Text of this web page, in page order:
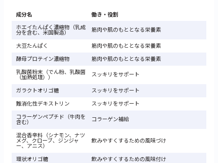
成分名 働き・役割
ホエイたんぱく濃縮物（乳成
分を含む、米国製造）
筋肉や肌のもととなる栄養素
大豆たんぱく 筋肉や肌のもととなる栄養素
酵母プロテイン濃縮物 筋肉や肌のもととなる栄養素
乳酸菌粉末（でん粉、乳酸菌
（加熱処理））
スッキリをサポート
ガラクトオリゴ糖 スッキリをサポート
難消化性デキストリン スッキリをサポート
コラーゲンペプチド（牛肉を
含む）
コラーゲン補給
混合香辛料（シナモン、ナツ
メグ、クローブ、ジンジャ
ー、アニス）
飲みやすくするための風味づけ
環状オリゴ糖 飲みやすくするための風味付け